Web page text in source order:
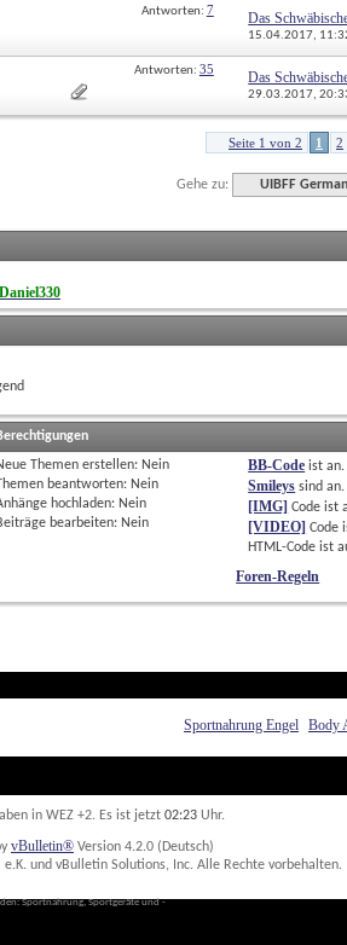
Antworten: 7 Das
15.04.2017,
Antworten: 35 Das
29.03.2017,
Seite 1 von 2 1 2
Gehe zu: UIBFF
Daniel330
Themen erstellen: Nein
beantworten: Nein
hochladen: Nein
bearbeiten: Nein
BB-Code istan.
Smileys sindan.
[IMG] Code ist
[VIDEO] Code
HTML-Code ist
Foren-Regeln
Sportnahrung Engel Body
in WEZ +2. Es ist jetzt 02:23 Uhr.
vBulletin® Version 4.2.0 (Deutsch)
und vBulletin Solutions, Inc. Alle Rechte vorbehalten.
Sportnahrung, Sportgeräte und -